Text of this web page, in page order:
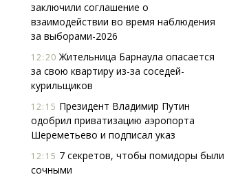
заключили соглашение о
взаимодействии во время наблюдения
за выборами-2026
12:20 Жительница Барнаула опасается
за свою квартиру из-за соседей-
курильщиков
12:15 Президент Владимир Путин
одобрил приватизацию аэропорта
Шереметьево и подписал указ
12:15 7 секретов, чтобы помидоры были
сочными